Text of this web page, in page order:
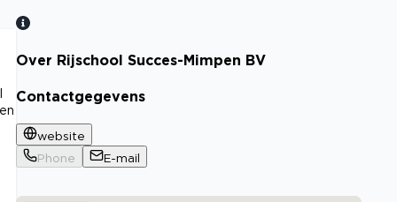
Over Rijschool Succes-Mimpen BV
Contactgegevens
website
Phone
E-mail